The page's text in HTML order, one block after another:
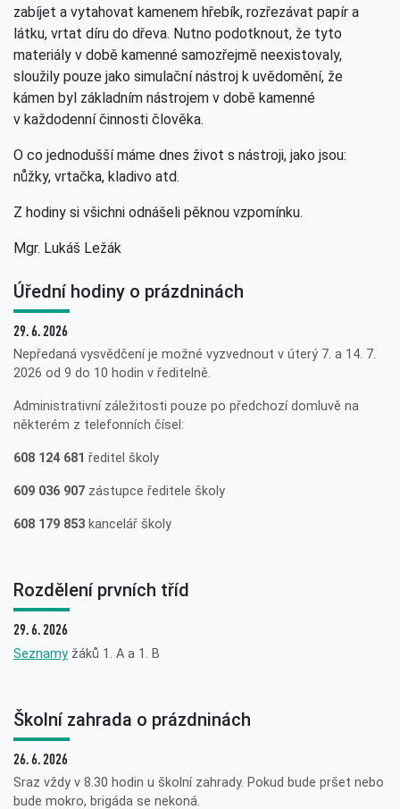
zabíjet a vytahovat kamenem hřebík, rozřezávat papír a
látku, vrtat díru do dřeva. Nutno podotknout, že tyto
materiály v době kamenné samozřejmě neexistovaly,
sloužily pouze jako simulační nástroj k uvědomění, že
kámen byl základním nástrojem v době kamenné
v každodenní činnosti člověka.
O co jednodušší máme dnes život s nástroji, jako jsou:
nůžky, vrtačka, kladivo atd.
Z hodiny si všichni odnášeli pěknou vzpomínku.
Mgr. Lukáš Ležák
Úřední hodiny o prázdninách
29. 6. 2026
Nepředaná vysvědčení je možné vyzvednout v úterý 7. a 14. 7.
2026 od 9 do 10 hodin v ředitelně.
Administrativní záležitosti pouze po předchozí domluvě na
některém z telefonních čísel:
608 124 681 ředitel školy
609 036 907 zástupce ředitele školy
608 179 853 kancelář školy
Rozdělení prvních tříd
29. 6. 2026
Seznamy žáků 1. A a 1. B
Školní zahrada o prázdninách
26. 6. 2026
Sraz vždy v 8.30 hodin u školní zahrady. Pokud bude pršet nebo
bude mokro, brigáda se nekoná.